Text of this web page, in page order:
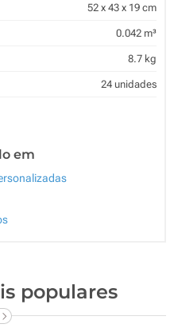
52 x 43 x 19 cm
0.042 m³
8.7 kg
24 unidades
em
populares